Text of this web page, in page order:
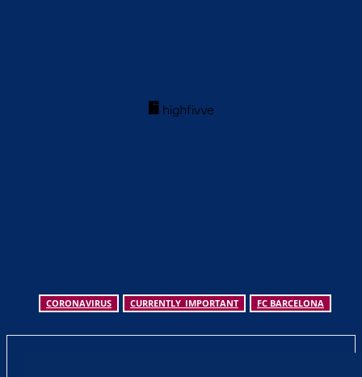
CORONAVIRUS CURRENTLY_IMPORTANT FC BARCELONA